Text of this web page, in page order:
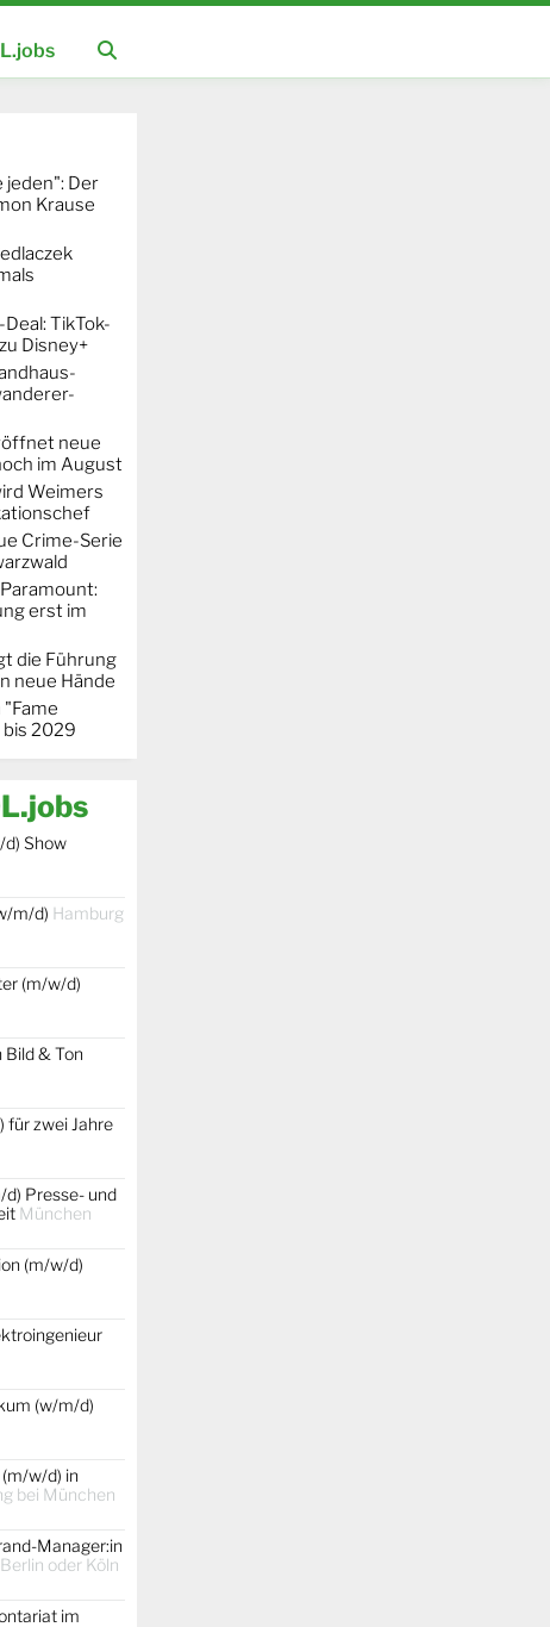
jeden": Der
Krause
TikTok-
Disney+
neue
im August
Weimers
Crime-Serie
erst im
die Führung
neue Hände
2029
Show
m/d) Hamburg
(m/w/d)
& Ton
für zwei Jahre
Presse- und
München
(m/w/d)
(w/m/d)
w/d) in
bei München
Manager:in
oder Köln
im